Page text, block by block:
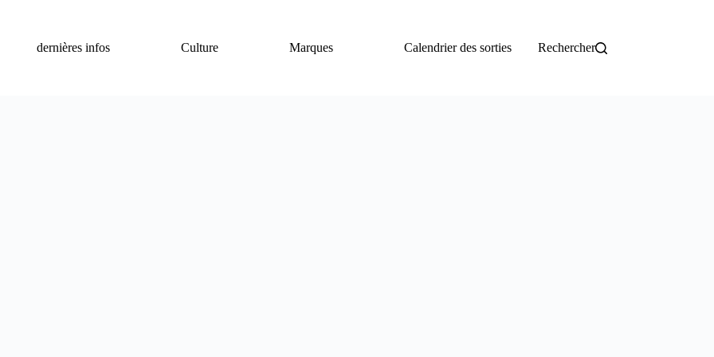
dernières infos
Culture Marques Calendrier des sorties Rechercher